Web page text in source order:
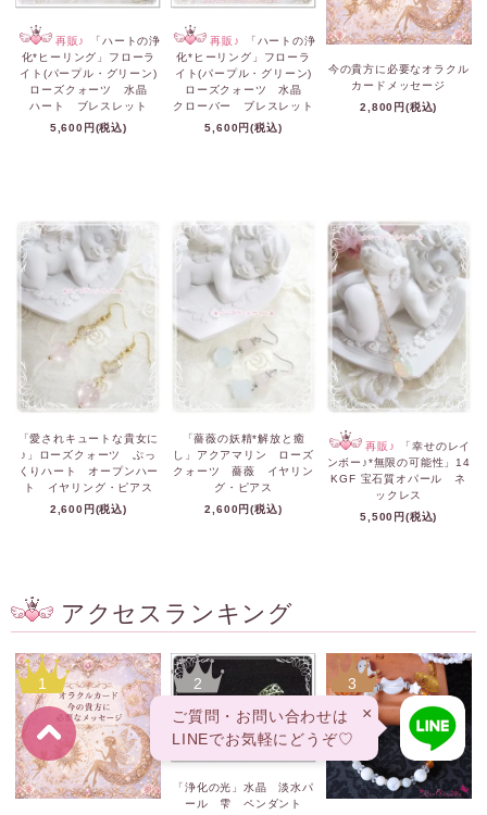
再販♪
「ハートの浄
化*ヒーリング」フローラ
イト(パープル・グリーン)
ローズクォーツ 水晶
ハート ブレスレット
5,600円(税込)
再販♪
「ハートの浄
化*ヒーリング」フローラ
イト(パープル・グリーン)
ローズクォーツ 水晶
クローバー ブレスレット
5,600円(税込)
今の貴方に必要なオラクル
カードメッセージ
2,800円(税込)
「愛されキュートな貴女に
♪」ローズクォーツ ぷっ
くりハート オープンハー
ト イヤリング・ピアス
2,600円(税込)
「薔薇の妖精*解放と癒
し」アクアマリン ローズ
クォーツ 薔薇 イヤリン
グ・ピアス
2,600円(税込)
再販♪
「幸せのレイ
ンボー♪*無限の可能性」14
KGF 宝石質オパール ネ
ックレス
5,500円(税込)
アクセスランキング
1 2
「浄化の光」水晶 淡水パ
ール 雫 ペンダント
3
ご質問・お問い合わせは
LINEでお気軽にどうぞ♡
×